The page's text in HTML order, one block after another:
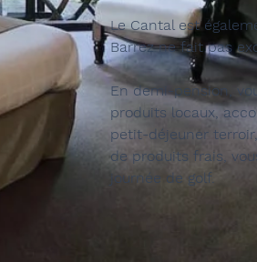
Le Cantal est
Barrez ne fait pas
En demi-pension,
produits locaux,
petit-déjeuner
de produits frais,
journée de golf.